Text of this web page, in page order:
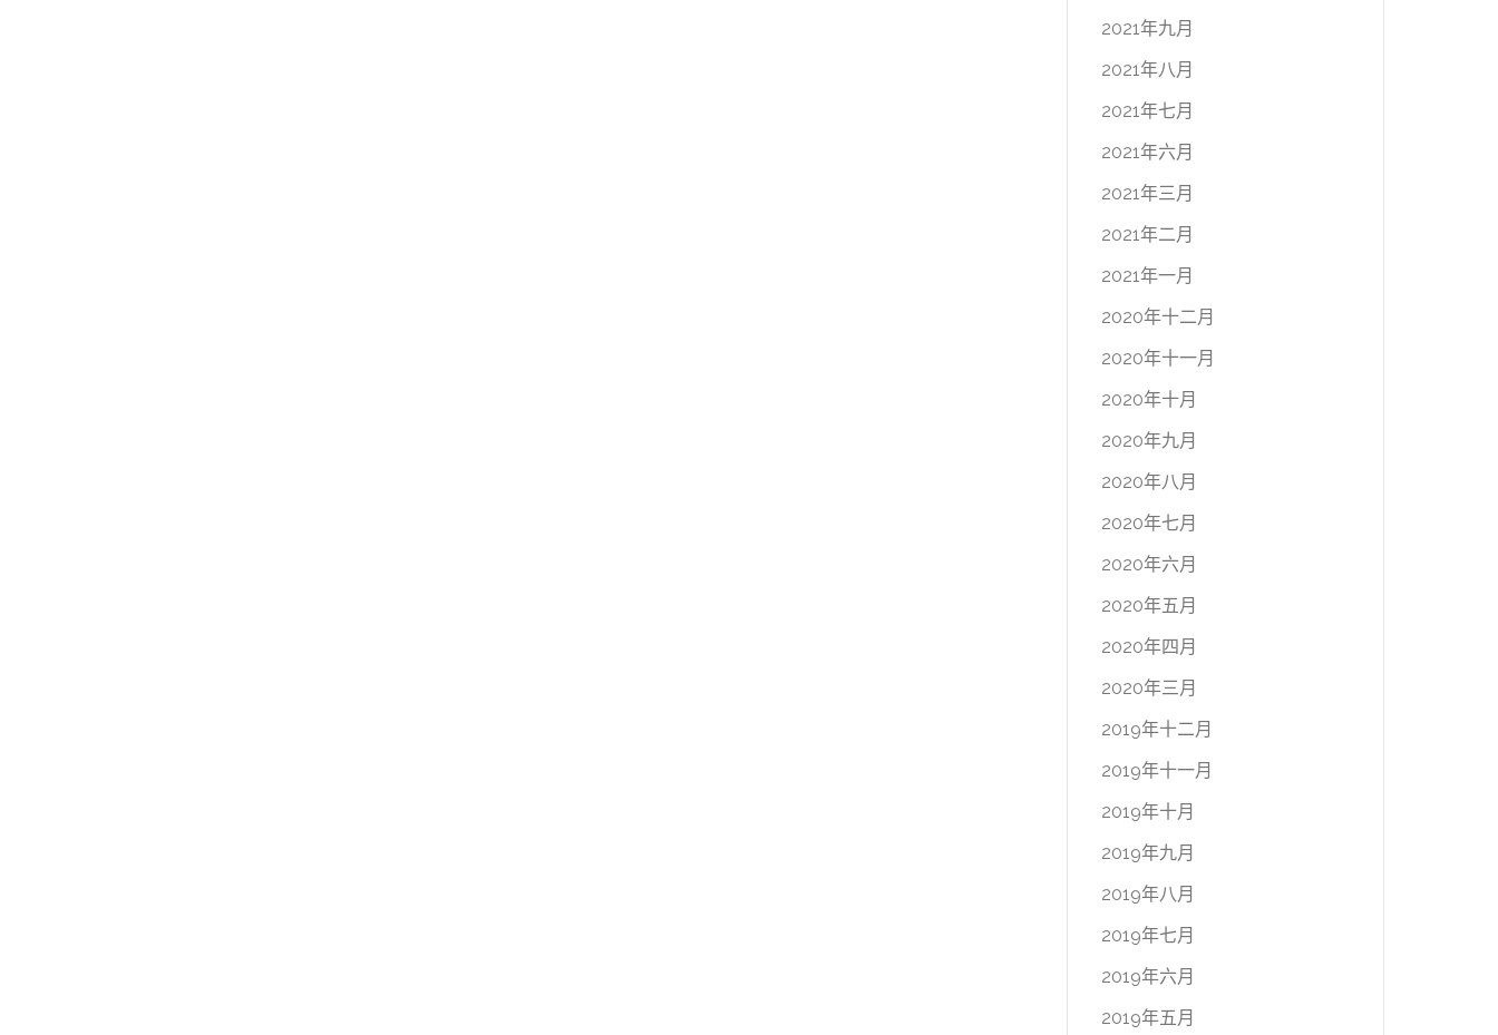
2021年九月
2021年八月
2021年七月
2021年六月
2021年三月
2021年二月
2021年一月
2020年十二月
2020年十一月
2020年十月
2020年九月
2020年八月
2020年七月
2020年六月
2020年五月
2020年四月
2020年三月
2019年十二月
2019年十一月
2019年十月
2019年九月
2019年八月
2019年七月
2019年六月
2019年五月